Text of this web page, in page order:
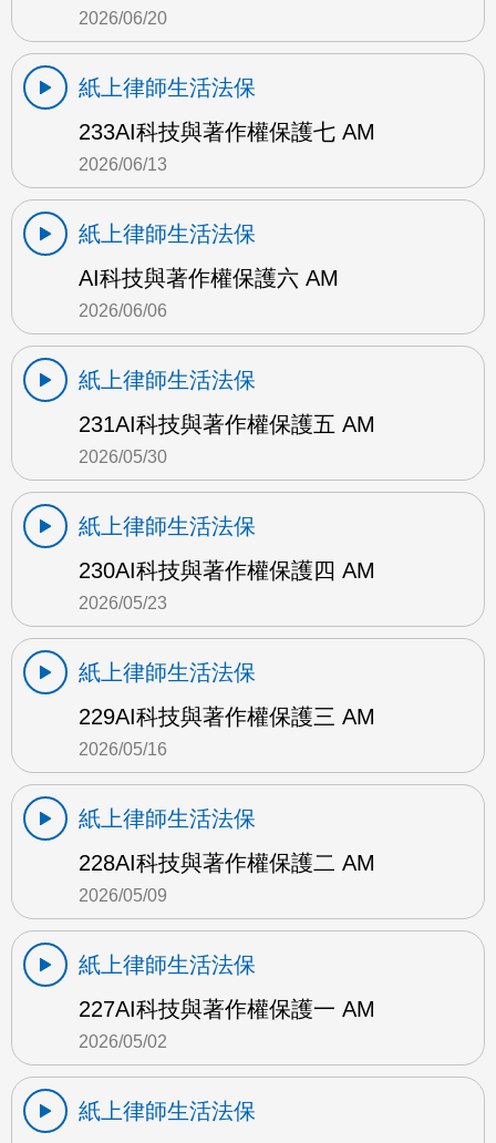
2026/06/20
紙上律師生活法保
233AI科技與著作權保護七 AM
2026/06/13
紙上律師生活法保
AI科技與著作權保護六 AM
2026/06/06
紙上律師生活法保
231AI科技與著作權保護五 AM
2026/05/30
紙上律師生活法保
230AI科技與著作權保護四 AM
2026/05/23
紙上律師生活法保
229AI科技與著作權保護三 AM
2026/05/16
紙上律師生活法保
228AI科技與著作權保護二 AM
2026/05/09
紙上律師生活法保
227AI科技與著作權保護一 AM
2026/05/02
紙上律師生活法保